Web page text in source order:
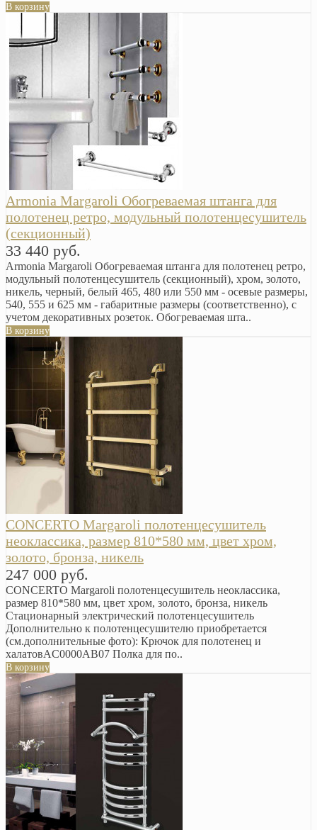
В корзину
Armonia Margaroli Обогреваемая штанга для
полотенец ретро, модульный полотенцесушитель
(секционный)
33 440 руб.
Armonia Margaroli Обогреваемая штанга для полотенец ретро,
модульный полотенцесушитель (секционный), хром, золото,
никель, черный, белый 465, 480 или 550 мм - осевые размеры,
540, 555 и 625 мм - габаритные размеры (соответственно), с
учетом декоративных розеток. Обогреваемая шта..
В корзину
CONCERTO Margaroli полотенцесушитель
неоклассика, размер 810*580 мм, цвет хром,
золото, бронза, никель
247 000 руб.
CONCERTO Margaroli полотенцесушитель неоклассика,
размер 810*580 мм, цвет хром, золото, бронза, никель
Стационарный электрический полотенцесушитель
Дополнительно к полотенцесушителю приобретается
(см.дополнительные фото): Крючок для полотенец и
халатовAC0000AB07 Полка для по..
В корзину